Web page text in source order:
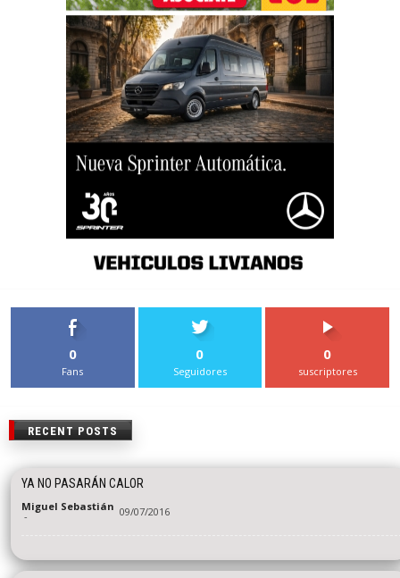
0
Fans
0
Seguidores
0
suscriptores
RECENT POSTS
YA NO PASARÁN CALOR
Miguel Sebastián
- 09/07/2016